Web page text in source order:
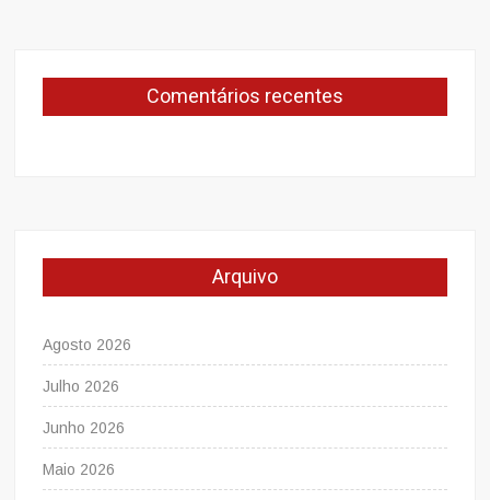
Comentários recentes
Arquivo
Agosto 2026
Julho 2026
Junho 2026
Maio 2026